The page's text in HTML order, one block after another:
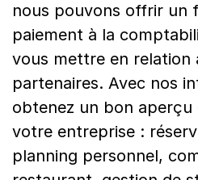
nous pouvons offrir un
paiement à la
vous mettre en relation
partenaires. Avec nos
obtenez un bon aperçu
votre entreprise :
planning personnel,